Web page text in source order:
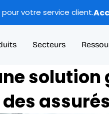
votre service client.
Secteurs
solution
assurés